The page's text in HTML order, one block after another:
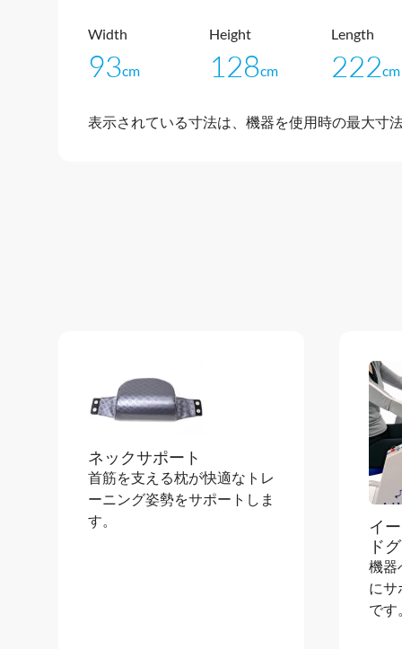
Width
93cm
Height
128cm
Length
222cm
表示されている寸法は、機器を使用時の最大寸
ネックサポート
首筋を支える枕が快適なトレ
ーニング姿勢をサポートしま
す。
イ
ド
機器
にサ
です